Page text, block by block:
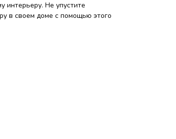
интерьеру. Не упустите
в своем доме с помощью этого